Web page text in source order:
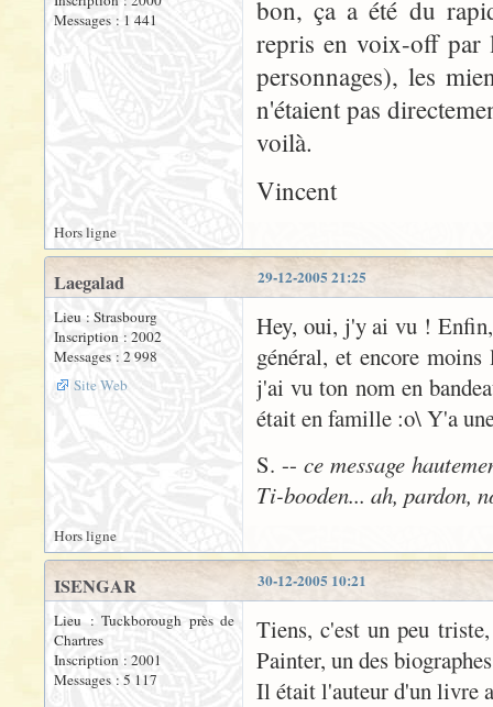
Messages : 1 441
bon, ça a été du
repris en voix-off par
personnages), les
n'étaient pas
voilà.
Vincent
Hors ligne
29-12-2005 21:25
Laegalad
Lieu : Strasbourg
Inscription : 2002
Messages : 2 998
Site Web
Hey, oui, j'y ai vu !
général, et encore
j'ai vu ton nom en
était en famille :o\ Y'a
S. -- ce message
Ti-booden... ah, pardon,
Hors ligne
30-12-2005 10:21
ISENGAR
Lieu : Tuckborough près de
Chartres
Inscription : 2001
Messages : 5 117
Tiens, c'est un peu
Painter, un des
Il était l'auteur d'un livre